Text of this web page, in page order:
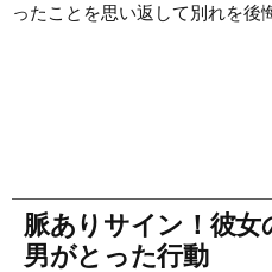
ったことを思い返して別れを後
脈ありサイン！彼女
男がとった行動